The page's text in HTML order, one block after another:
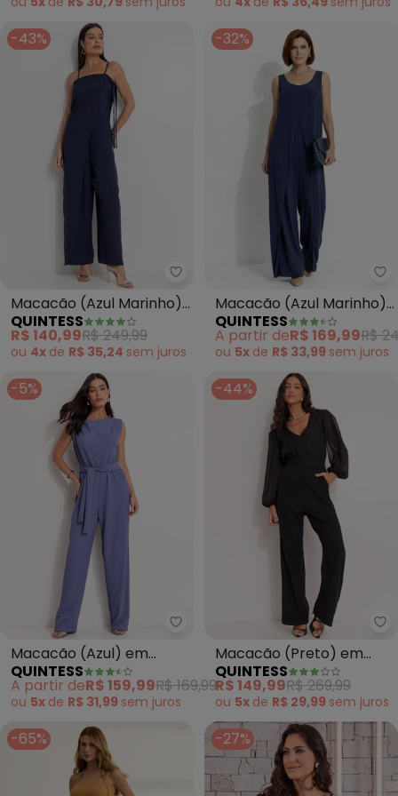
-43%
Quintess - Macacão (Azul
Macacão (Azul Marinho)
em Crepe Plano
QUINTESS
R$ 140,99R$ 249,99
ou 4x de R$ 35,24 sem juros
-32%
Macacão (Azul Marinho)
em Crepe Plano
QUINTESS
A partir deR$ 169,99R$
ou 5x de R$ 33,99 sem juros
-5%
Quintess - Macacão (Azul) em
Macacão (Azul) em
Malha Texturizada
QUINTESS
A partir deR$ 159,99R$ 169,99
ou 5x de R$ 31,99 sem juros
-44%
Macacão (Preto) em
Chiffon
QUINTESS
R$ 149,99R$ 269,99
ou 5x de R$ 29,99 sem juros
-65% -27%